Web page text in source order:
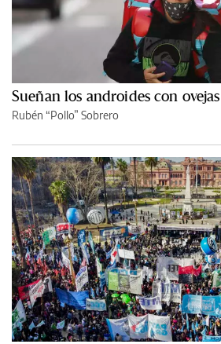
Sueñan los androides con
Rubén “Pollo” Sobrero